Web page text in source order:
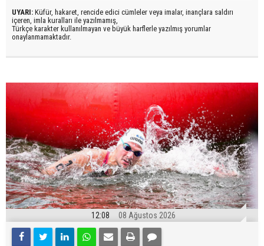
UYARI: Küfür, hakaret, rencide edici cümleler veya imalar, inançlara saldırı
içeren, imla kuralları ile yazılmamış,
Türkçe karakter kullanılmayan ve büyük harflerle yazılmış yorumlar
onaylanmamaktadır.
12:08 08 Ağustos 2026